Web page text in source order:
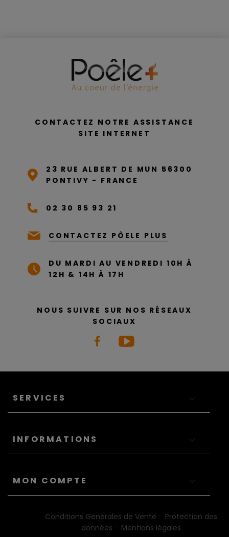
CONTACTEZ NOTRE ASSISTANCE
SITE INTERNET
23 RUE ALBERT DE MUN 56300
PONTIVY - FRANCE
02 30 85 93 21
CONTACTEZ PÔELE PLUS
DU MARDI AU VENDREDI 10H À
12H & 14H À 17H
NOUS SUIVRE SUR NOS RÉSEAUX
SOCIAUX
SERVICES
INFORMATIONS
MON COMPTE
Conditions Générales de Vente
Protection des
données
Mentions légales